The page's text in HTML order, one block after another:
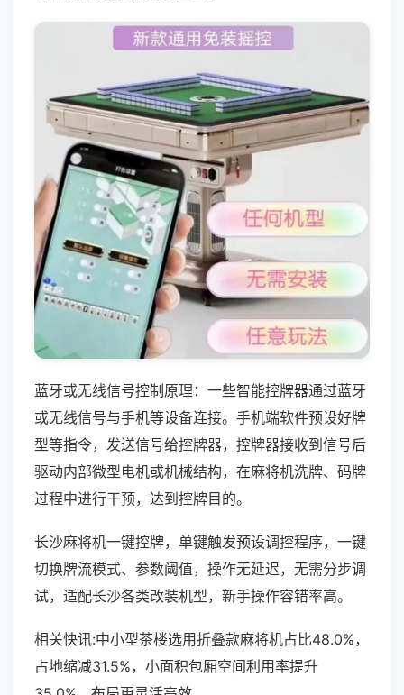
蓝牙或无线信号控制原理：一些智能控牌器通过蓝牙
或无线信号与手机等设备连接。手机端软件预设好牌
型等指令，发送信号给控牌器，控牌器接收到信号后
驱动内部微型电机或机械结构，在麻将机洗牌、码牌
过程中进行干预，达到控牌目的。
长沙麻将机一键控牌，单键触发预设调控程序，一键
切换牌流模式、参数阈值，操作无延迟，无需分步调
试，适配长沙各类改装机型，新手操作容错率高。
相关快讯:中小型茶楼选用折叠款麻将机占比48.0%，
占地缩减31.5%，小面积包厢空间利用率提升